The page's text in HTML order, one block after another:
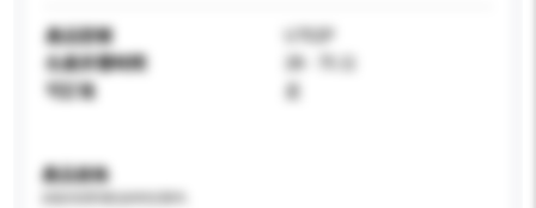
產品型號
U702P
生產所需時間
28 - 75 日
可訂造
是
產品規格